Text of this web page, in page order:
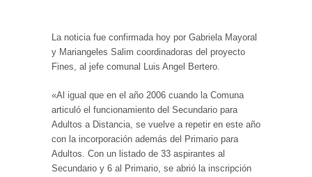
La noticia fue confirmada hoy por Gabriela Mayoral
y Mariangeles Salim coordinadoras del proyecto
Fines, al jefe comunal Luis Angel Bertero.
«Al igual que en el año 2006 cuando la Comuna
articuló el funcionamiento del Secundario para
Adultos a Distancia, se vuelve a repetir en este año
con la incorporación además del Primario para
Adultos. Con un listado de 33 aspirantes al
Secundario y 6 al Primario, se abrió la inscripción